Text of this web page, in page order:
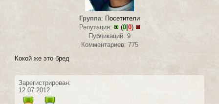
Группа: Посетители
Репутация:
(0| 0)
Публикаций: 9
Комментариев: 775
Кокой же это бред
Зарегистрирован:
12.07.2012